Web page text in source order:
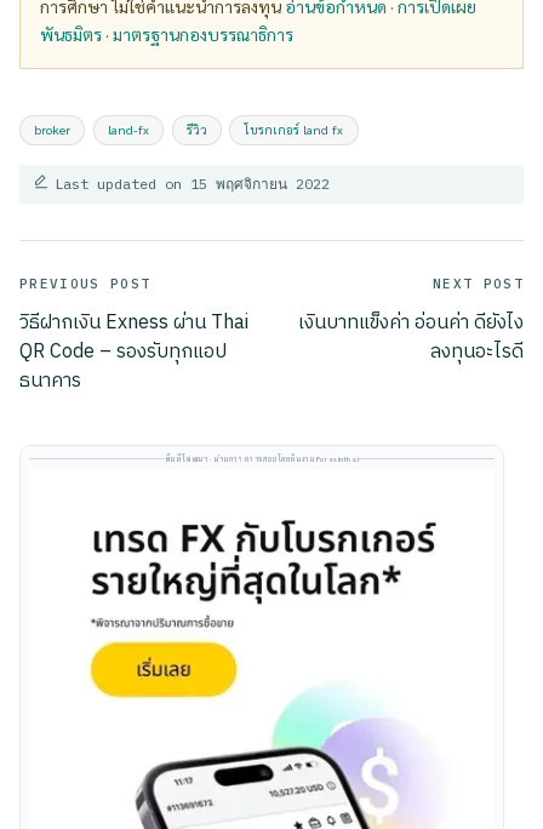
การศึกษา ไม่ใช่คำแนะนำการลงทุน อ่านข้อกำหนด · การเปิดเผย
พันธมิตร · มาตรฐานกองบรรณาธิการ
Tags:
broker land-fx รีวิว โบรกเกอร์ land fx
Last updated on 15 พฤศจิกายน 2022
Post
navigation
PREVIOUS POST
วิธีฝากเงิน Exness ผ่าน Thai
QR Code – รองรับทุกแอป
ธนาคาร
NEXT POST
เงินบาทแข็งค่า อ่อนค่า ดียังไง
ลงทุนอะไรดี
พื้นที่โฆษณา · ผ่านการตรวจสอบโดยทีมงาน Forexinthai